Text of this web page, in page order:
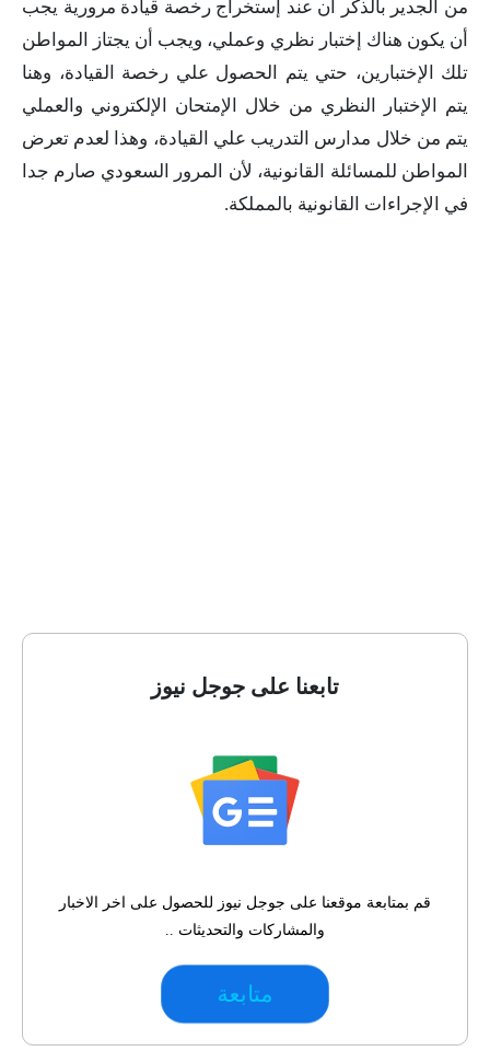
من الجدير بالذكر أن عند إستخراج رخصة قيادة مرورية يجب
أن يكون هناك إختبار نظري وعملي، ويجب أن يجتاز المواطن
تلك الإختبارين، حتي يتم الحصول علي رخصة القيادة، وهنا
يتم الإختبار النظري من خلال الإمتحان الإلكتروني والعملي
يتم من خلال مدارس التدريب علي القيادة، وهذا لعدم تعرض
المواطن للمسائلة القانونية، لأن المرور السعودي صارم جدا
في الإجراءات القانونية بالمملكة.
تابعنا على جوجل نيوز
قم بمتابعة موقعنا على جوجل نيوز للحصول على اخر الاخبار
والمشاركات والتحديثات ..
متابعة